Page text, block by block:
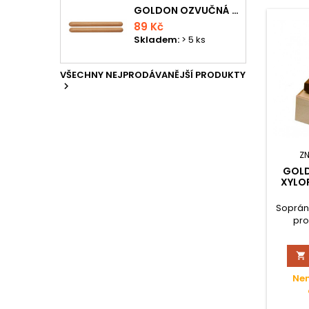
GOLDON OZVUČNÁ DŘÍVKA 15 X 150MM
89 Kč
Skladem: > 5 ks
VŠECHNY NEJPRODÁVANĚJŠÍ PRODUKTY

